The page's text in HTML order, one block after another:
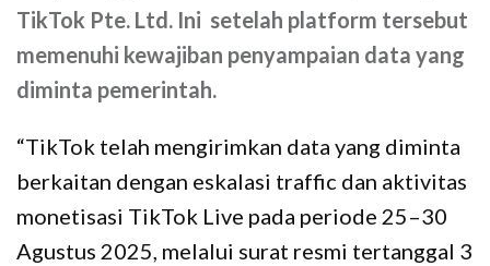
TikTok Pte. Ltd. Ini setelah platform tersebut
memenuhi kewajiban penyampaian data yang
diminta pemerintah.
“TikTok telah mengirimkan data yang diminta
berkaitan dengan eskalasi traffic dan aktivitas
monetisasi TikTok Live pada periode 25–30
Agustus 2025, melalui surat resmi tertanggal 3